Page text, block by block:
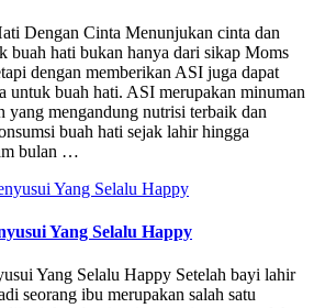
Dengan Cinta Menunjukan cinta dan
buah hati bukan hanya dari sikap Moms
dengan memberikan ASI juga dapat
untuk buah hati. ASI merupakan minuman
yang mengandung nutrisi terbaik dan
buah hati sejak lahir hingga
bulan …
Yang Selalu Happy
Yang Selalu Happy Setelah bayi lahir
seorang ibu merupakan salah satu